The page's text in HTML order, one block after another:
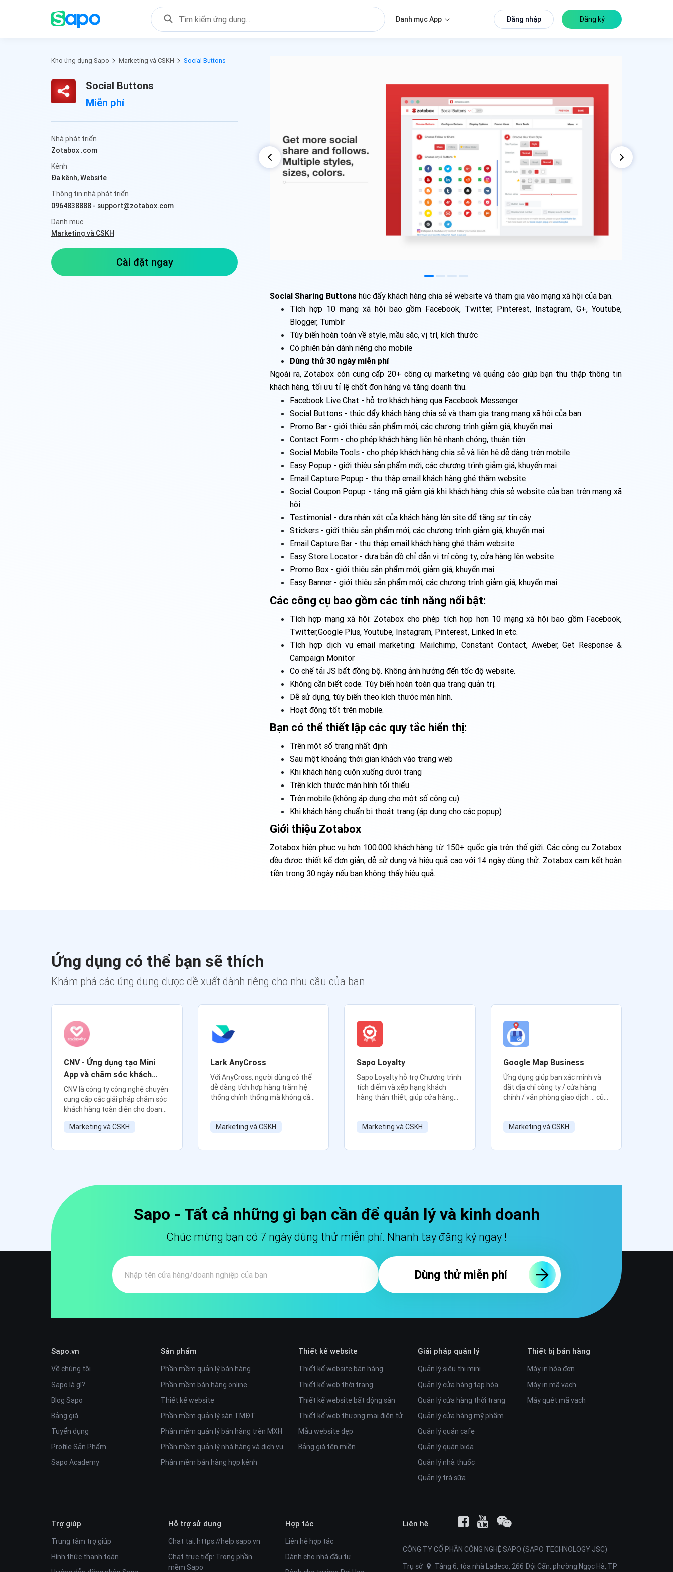
Danh mục App Đăng nhập Đăng ký
Kho ứng dụng Sapo Marketing và CSKH Social Buttons
Social Buttons
Miễn phí
Nhà phát triển
Zotabox .com
Kênh
Đa kênh,Website
Thông tin nhà phát triển
0964838888 - support@zotabox.com
Danh mục
Marketing và CSKH
Cài đặt ngay
Social Sharing Buttons húc đẩy khách hàng chia sẻ website và tham gia vào mạng xã hội của bạn.
Tích hợp 10 mạng xã hội bao gồm Facebook, Twitter, Pinterest, Instagram, G+, Youtube,
Blogger, Tumblr
Tùy biến hoàn toàn về style, mầu sắc, vị trí, kích thước
Có phiên bản dành riêng cho mobile
Dùng thử 30 ngày miễn phí​
Ngoài ra, Zotabox còn cung cấp 20+ công cụ marketing và quảng cáo giúp bạn thu thập thông tin
khách hàng, tối ưu tỉ lệ chốt đơn hàng và tăng doanh thu.
Facebook Live Chat - hỗ trợ khách hàng qua Facebook Messenger
Social Buttons - thúc đẩy khách hàng chia sẻ và tham gia trang mạng xã hội của bạn
Promo Bar - giới thiệu sản phẩm mới, các chương trình giảm giá, khuyến mại
Contact Form - cho phép khách hàng liên hệ nhanh chóng, thuận tiện
Social Mobile Tools - cho phép khách hàng chia sẻ và liên hệ dễ dàng trên mobile
Easy Popup - giới thiệu sản phẩm mới, các chương trình giảm giá, khuyến mại
Email Capture Popup - thu thập email khách hàng ghé thăm website
Social Coupon Popup - tặng mã giảm giá khi khách hàng chia sẻ website của bạn trên mạng xã
hội
Testimonial - đưa nhận xét của khách hàng lên site để tăng sự tin cậy
Stickers - giới thiệu sản phẩm mới, các chương trình giảm giá, khuyến mại
Email Capture Bar - thu thập email khách hàng ghé thăm website
Easy Store Locator - đưa bản đồ chỉ dẫn vị trí công ty, cửa hàng lên website
Promo Box - giới thiệu sản phẩm mới, giảm giá, khuyến mại
Easy Banner - giới thiệu sản phẩm mới, các chương trình giảm giá, khuyến mại
Các công cụ bao gồm các tính năng nổi bật:
Tích hợp mạng xã hội: Zotabox cho phép tích hợp hơn 10 mạng xã hội bao gồm Facebook,
Twitter,Google Plus, Youtube, Instagram, Pinterest, Linked In etc.
Tích hợp dịch vụ email marketing: Mailchimp, Constant Contact, Aweber, Get Response &
Campaign Monitor
Cơ chế tải JS bất đồng bộ. Không ảnh hưởng đến tốc độ website.
Không cần biết code. Tùy biến hoàn toàn qua trang quản trị.
Dễ sử dụng, tùy biến theo kích thước màn hình.
Hoạt động tốt trên mobile.
Bạn có thể thiết lập các quy tắc hiển thị:
Trên một số trang nhất định
Sau một khoảng thời gian khách vào trang web
Khi khách hàng cuộn xuống dưới trang
Trên kích thước màn hình tối thiểu
Trên mobile (không áp dụng cho một số công cụ)
Khi khách hàng chuẩn bị thoát trang (áp dụng cho các popup)
Giới thiệu Zotabox
Zotabox hiện phục vụ hơn 100.000 khách hàng từ 150+ quốc gia trên thế giới. Các công cụ Zotabox
đều được thiết kế đơn giản, dễ sử dụng và hiệu quả cao với 14 ngày dùng thử. Zotabox cam kết hoàn
tiền trong 30 ngày nếu bạn không thấy hiệu quả.
Ứng dụng có thể bạn sẽ thích
Khám phá các ứng dụng được đề xuất dành riêng cho nhu cầu của bạn
CNV - Ứng dụng tạo Mini
App và chăm sóc khách
hàng
CNV là công ty công nghệ chuyên
cung cấp các giải pháp chăm sóc
khách hàng toàn diện cho doanh
nghiệp.
Marketing và CSKH
Lark AnyCross
Với AnyCross, người dùng có thể
dễ dàng tích hợp hàng trăm hệ
thống chính thống mà không cần
Marketing và CSKH
Sapo Loyalty
Sapo Loyalty hỗ trợ Chương trình
tích điểm và xếp hạng khách
hàng thân thiết, giúp cửa hàng
Marketing và CSKH
Google Map Business
Ứng dụng giúp bạn xác minh và
đặt địa chỉ công ty / cửa hàng
chính / văn phòng giao dịch ... của
Marketing và CSKH
Sapo - Tất cả những gì bạn cần để quản lý và kinh doanh
Chúc mừng bạn có 7 ngày dùng thử miễn phí. Nhanh tay đăng ký ngay !
Dùng thử miễn phí
Sapo.vn
Về chúng tôi
Sapo là gì?
Blog Sapo
Bảng giá
Tuyển dụng
Profile Sản Phẩm
Sapo Academy
Sản phẩm
Phần mềm quản lý bán hàng
Phần mềm bán hàng online
Thiết kế website
Phần mềm quản lý sàn TMĐT
Phần mềm quản lý bán hàng trên MXH
Phần mềm quản lý nhà hàng và dịch vụ
Phần mềm bán hàng hợp kênh
Thiết kế website
Thiết kế website bán hàng
Thiết kế web thời trang
Thiết kế website bất động sản
Thiết kế web thương mại điện tử
Mẫu website đẹp
Bảng giá tên miền
Giải pháp quản lý
Quản lý siêu thị mini
Quản lý cửa hàng tạp hóa
Quản lý cửa hàng thời trang
Quản lý cửa hàng mỹ phẩm
Quản lý quán cafe
Quản lý quán bida
Quản lý nhà thuốc
Quản lý trà sữa
Thiết bị bán hàng
Máy in hóa đơn
Máy in mã vạch
Máy quét mã vạch
Trợ giúp
Trung tâm trợ giúp
Hình thức thanh toán
Hỗ trợ sử dụng
Chat tại: https://help.sapo.vn
Chat trực tiếp: Trong phần
mềm Sapo
Hợp tác
Liên hệ hợp tác
Dành cho nhà đầu tư
Liên hệ
CÔNG TY CỔ PHẦN CÔNG NGHỆ SAPO (SAPO TECHNOLOGY JSC)
Trụ sở
Tầng 6, tòa nhà Ladeco, 266 Đội Cấn, phường Ngọc Hà, TP